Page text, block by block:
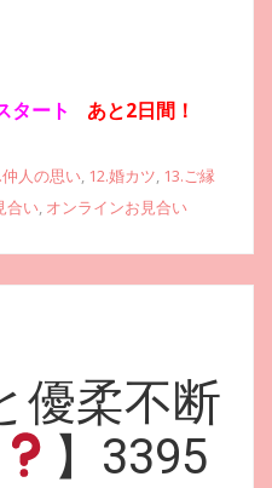
タート あと2日間！
仲人の思い, 12.婚カツ, 13.ご縁
合い, オンラインお見合い
優柔不断
】3395